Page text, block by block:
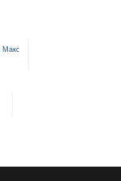
Макс